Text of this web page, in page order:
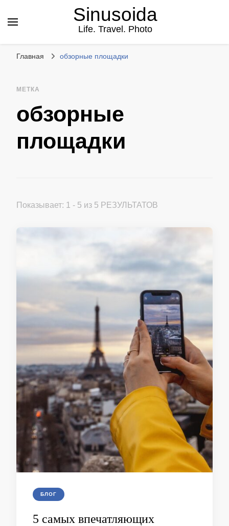
Sinusoida
Life. Travel. Photo
Главная обзорные площадки
МЕТКА
обзорные
площадки
Показывает: 1 - 5 из 5 РЕЗУЛЬТАТОВ
БЛОГ
5 самых впечатляющих